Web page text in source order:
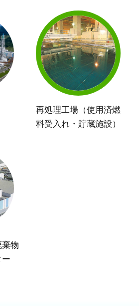
再処理工場（使用済燃
料受入れ・貯蔵施設）
物
ー